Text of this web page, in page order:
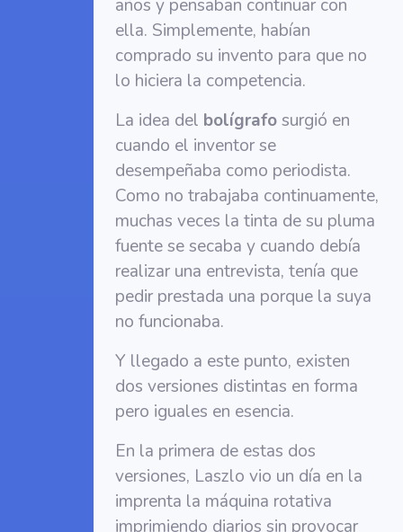
años y pensaban continuar con
ella. Simplemente, habían
comprado su invento para que no
lo hiciera la competencia.
La idea del bolígrafosurgió en
cuando el inventor se
desempeñaba como periodista.
Como no trabajaba continuamente,
muchas veces la tinta de su pluma
fuente se secaba y cuando debía
realizar una entrevista, tenía que
pedir prestada una porque la suya
no funcionaba.
Y llegado a este punto, existen
dos versiones distintas en forma
pero iguales en esencia.
En la primera de estas dos
versiones, Laszlo vio un día en la
imprenta la máquina rotativa
imprimiendo diarios sin provocar